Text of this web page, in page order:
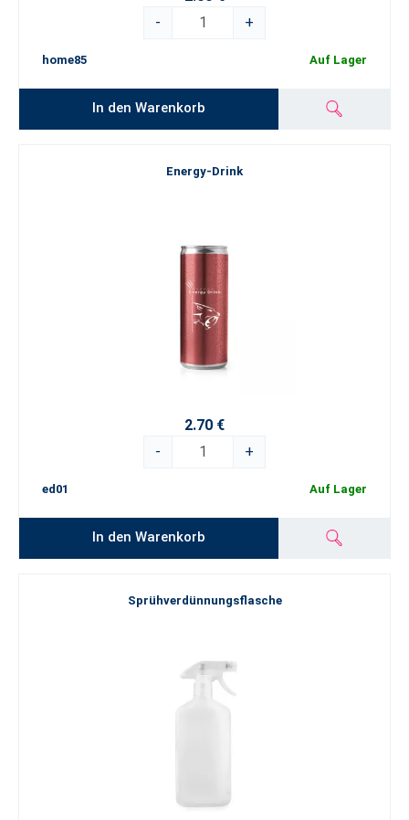
-
+
home85 Auf Lager
In den Warenkorb
Energy-Drink
2.70 €
-
+
ed01 Auf Lager
In den Warenkorb
Sprühverdünnungsflasche